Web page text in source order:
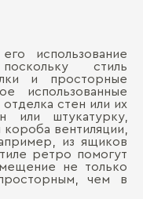
использование
стиль
и просторные
использованные
стен или их
или штукатурку,
вентиляции,
из ящиков
ретро помогут
не только
чем в